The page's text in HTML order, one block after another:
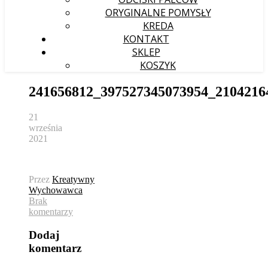
ORYGINALNE POMYSŁY
KREDA
KONTAKT
SKLEP
KOSZYK
21
września
2021
Przez Kreatywny
Wychowawca
Brak
komentarzy
Dodaj
komentarz